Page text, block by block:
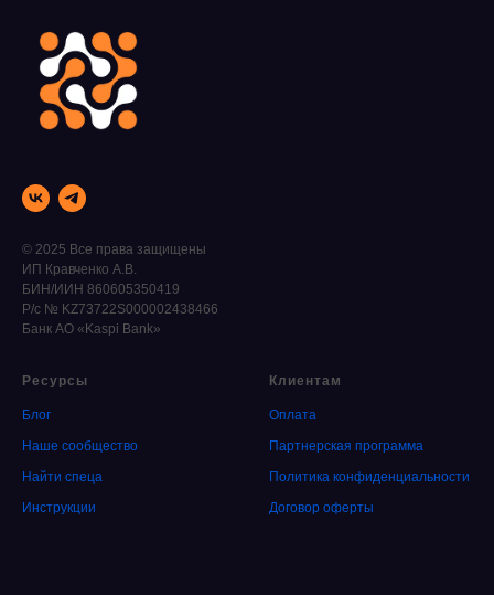
© 2025 Все права защищены
ИП Кравченко А.В.
БИН/ИИН 860605350419
Р/с № KZ73722S000002438466
Банк АО «Kaspi Bank»
Ресурсы
Блог
Наше сообщество
Найти спеца
Инструкции
Клиентам
Оплата
Партнерская программа
Политика конфиденциальности
Договор оферты